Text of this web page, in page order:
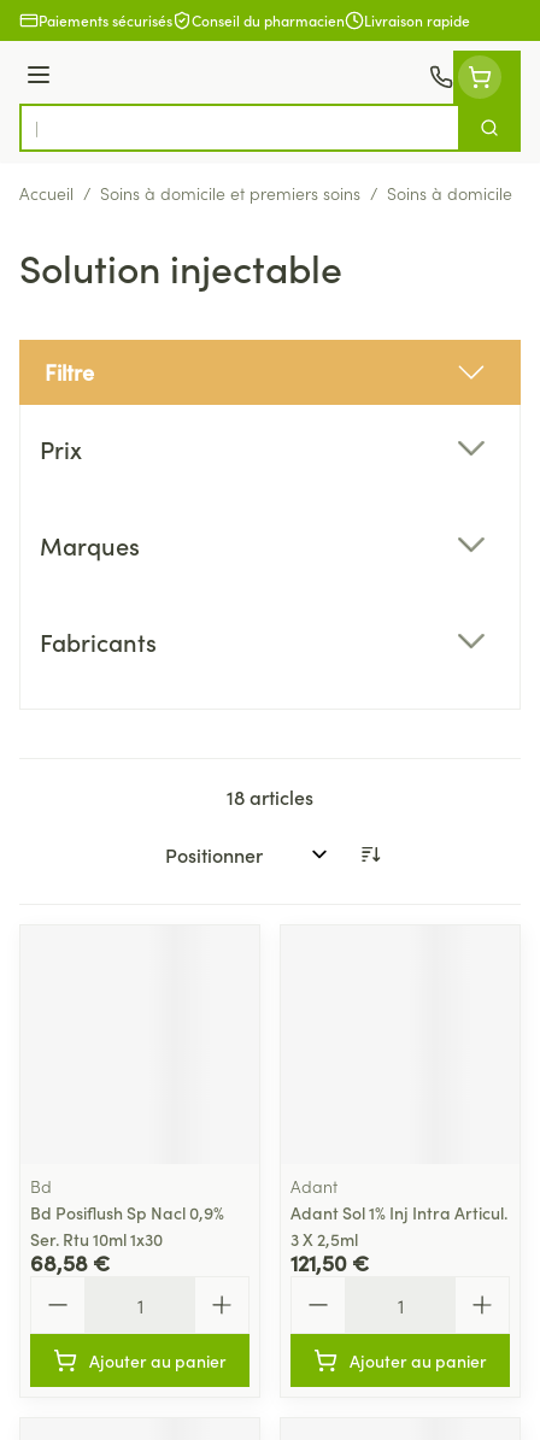
Aller au contenu
Paiements sécurisés Conseil du pharmacien Livraison rapide
Menu
Rechercher
Accueil / Soins à domicile et premiers soins / Soins à domicile
Solution injectable
Filtre
Prix
Marques
Fabricants
18articles
Trier par:
Bd
Bd Posiflush Sp Nacl 0,9%
Ser. Rtu 10ml 1x30
68,58 €
Ajouter au panier
Adant
Adant Sol 1% Inj Intra Articul.
3 X 2,5ml
121,50 €
Ajouter au panier